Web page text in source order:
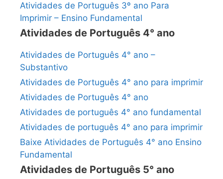
Atividades de Português 3º ano Para
Imprimir – Ensino Fundamental
Atividades de Português 4° ano
Atividades de Português 4° ano –
Substantivo
Atividades de Português 4° ano para imprimir
Atividades de Português 4° ano
Atividades de português 4° ano fundamental
Atividades de português 4° ano para imprimir
Baixe Atividades de Português 4° ano Ensino
Fundamental
Atividades de Português 5° ano